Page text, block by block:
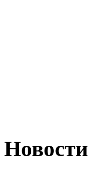
Новости